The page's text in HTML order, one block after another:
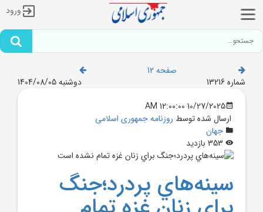
ورود
صفحه 12
شماره 13216
دوشنبه 1404/08/05
10/27/2025 12:00:00 AM
ارسال شده توسط روزنامه جمهوری اسلامی
جهان
سينه‌هاي پردرد؛جنگ